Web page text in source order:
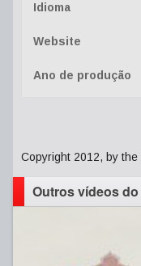
Idioma
Website
Ano de produção
Copyright 2012, by
Outros vídeos